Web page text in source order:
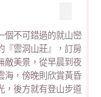
個不可錯過的就山巒
『雲洞山莊』，訂房
敵美景，從早晨到夜
海，傍晚則欣賞黃昏
，後方就有登山步道